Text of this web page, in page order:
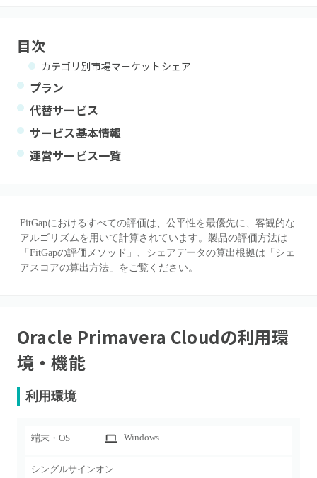
目次
カテゴリ別市場マーケットシェア
プラン
代替サービス
サービス基本情報
運営サービス一覧
FitGapにおけるすべての評価は、公平性を最優先に、客観的な
アルゴリズムを用いて計算されています。製品の評価方法は
「FitGapの評価メソッド」 、シェアデータの算出根拠は 「シェ
アスコアの算出方法」 をご覧ください。
Oracle Primavera Cloudの利用環
境・機能
利用環境
端末・OS Windows
シングルサインオン